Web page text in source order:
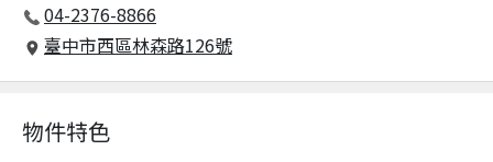
04-2376-8866
臺中市西區林森路126號
物件特色